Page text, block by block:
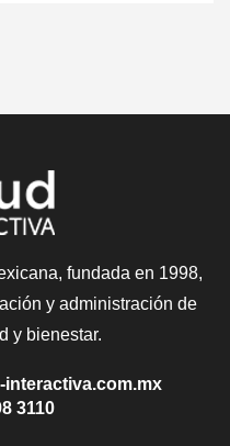
fundada en 1998,
y administración de
y bienestar.
interactiva.com.mx
3110